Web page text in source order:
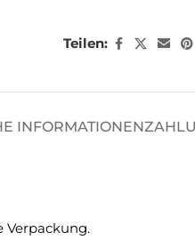
Teilen:
INFORMATIONEN
Verpackung.